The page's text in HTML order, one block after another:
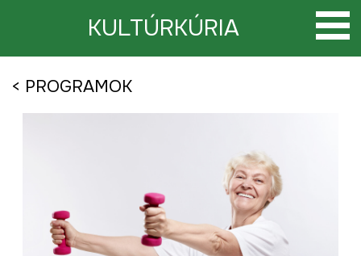
KULTÚRKÚRIA
< PROGRAMOK